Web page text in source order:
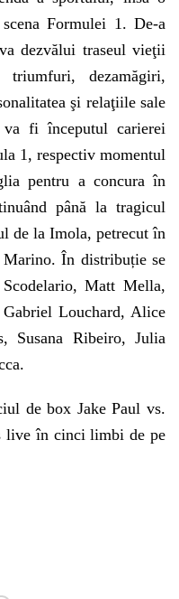
Formulei 1. De-a
dezvălui traseul vieţii
dezamăgiri,
şi relaţiile sale
va fi începutul carierei
1, respectiv momentul
pentru a concura în
până la tragicul
de la Imola, petrecut în
În distribuție se
Matt Mella,
Louchard, Alice
Susana Ribeiro, Julia
de box Jake Paul vs.
live în cinci limbi de pe